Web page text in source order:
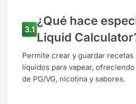
¿Qué hace
Liquid
Permite crear y guardar recetas
líquidos para vapear,
de PG/VG, nicotina y sabores.